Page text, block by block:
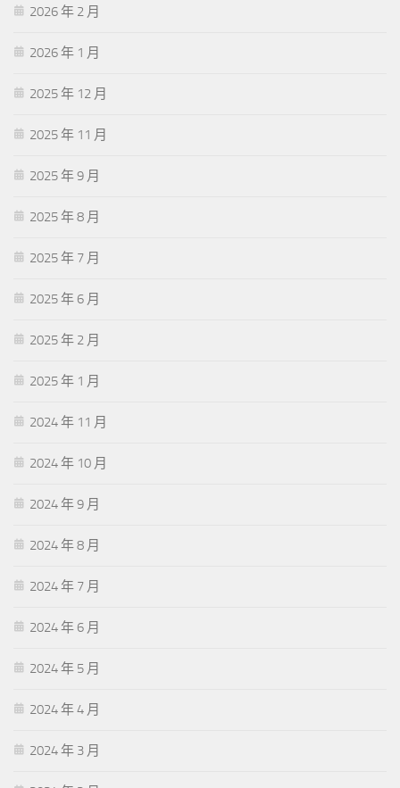
2026 年 2 月
2026 年 1 月
2025 年 12 月
2025 年 11 月
2025 年 9 月
2025 年 8 月
2025 年 7 月
2025 年 6 月
2025 年 2 月
2025 年 1 月
2024 年 11 月
2024 年 10 月
2024 年 9 月
2024 年 8 月
2024 年 7 月
2024 年 6 月
2024 年 5 月
2024 年 4 月
2024 年 3 月